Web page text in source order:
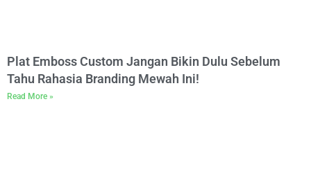
Plat Emboss Custom Jangan Bikin Dulu Sebelum
Tahu Rahasia Branding Mewah Ini!
Read More »